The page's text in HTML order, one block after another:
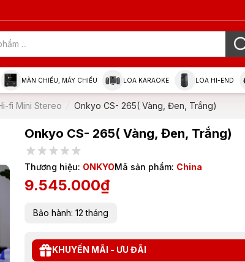
MÀN CHIẾU, MÁY CHIẾU LOA KARAOKE LOA HI-END
fi Mini Stereo Onkyo CS- 265( Vàng, Đen, Trắng)
Onkyo CS- 265( Vàng, Đen, Trắng)
Thương hiệu: ONKYOMã sản phẩm: China
9.545.000₫
Bảo hành: 12 tháng
KHUYẾN MÃI - ƯU ĐÃI